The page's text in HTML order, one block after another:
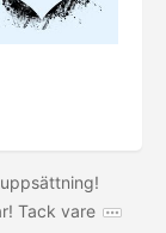
Tack vare